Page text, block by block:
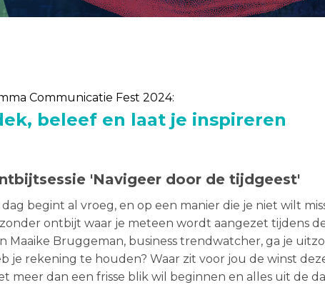
Communicatie Fest 2024:
beleef en laat je inspireren
'Navigeer door de tijdgeest'
dag begint al vroeg, en op een manier die je niet wilt
ontbijt waar je meteen wordt aangezet tijdens
Maaike Bruggeman, business trendwatcher, ga je
je rekening te houden? Waar zit voor jou de winst
meer dan een frisse blik wil beginnen en alles uit de